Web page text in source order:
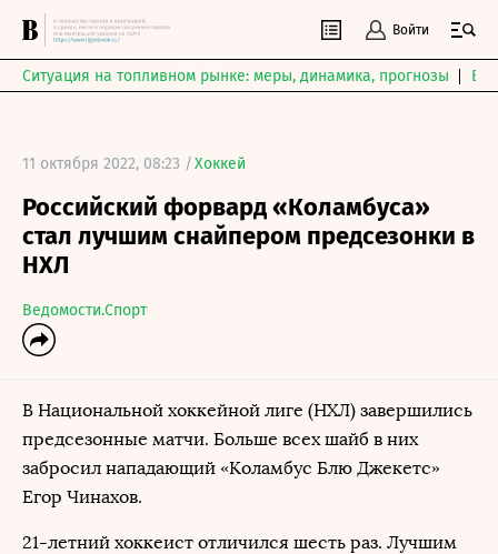
Войти
Ситуация на топливном рынке: меры, динамика, прогнозы
11 октября 2022, 08:23 /Хоккей
Российский форвард «Коламбуса»
стал лучшим снайпером предсезонки в
НХЛ
Ведомости.Спорт
В Национальной хоккейной лиге (НХЛ) завершились
предсезонные матчи. Больше всех шайб в них
забросил нападающий «Коламбус Блю Джекетс»
Егор Чинахов.
21-летний хоккеист отличился шесть раз. Лучшим